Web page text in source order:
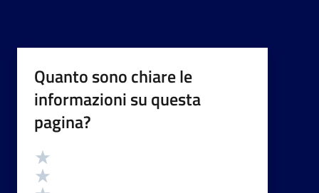
Quanto sono chiare le
informazioni su questa
pagina?
Valutazione